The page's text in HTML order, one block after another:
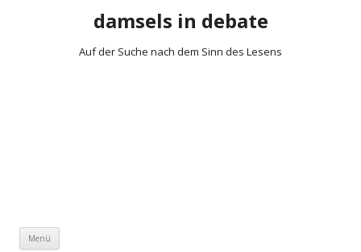
damsels in debate
Auf der Suche nach dem Sinn des Lesens
Menü